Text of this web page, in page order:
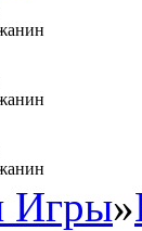
Игры»